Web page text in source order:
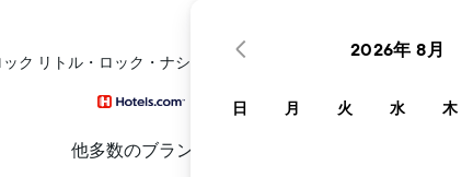
ク リトル・ロック・ナショナル空港のホテル探しをお手伝いします
他多数のブランド
2026年 8月
日 月 火 水 木